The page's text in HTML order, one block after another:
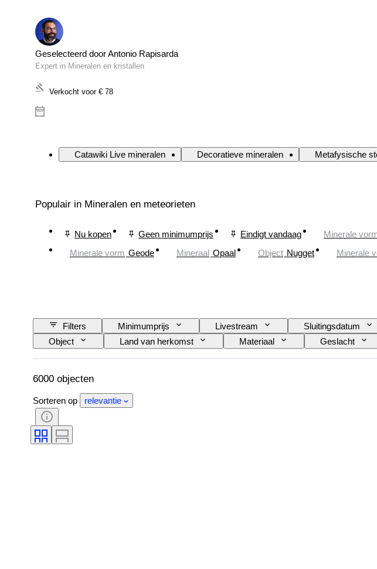
Geselecteerd door Antonio Rapisarda
Expert in Mineralen en kristallen
Verkocht voor € 78
Catawiki Live mineralen Decoratieve mineralen Metafysische
Populair in Mineralen en meteorieten
Nu kopen Geen minimumprijs Eindigt vandaag Minerale
Minerale vorm Geode Mineraal Opaal Object Nugget Minerale
Filters Minimumprijs Livestream Sluitingsdatum
Object
Land van herkomst Materiaal Geslacht
Handtekening
Kleur Geslepen Exacte kleur
6000 objecten
Sorteren op relevantie